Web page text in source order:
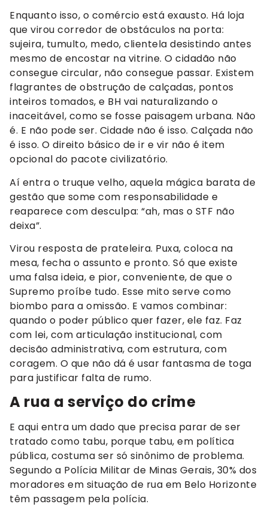
Enquanto isso, o comércio está exausto. Há loja
que virou corredor de obstáculos na porta:
sujeira, tumulto, medo, clientela desistindo antes
mesmo de encostar na vitrine. O cidadão não
consegue circular, não consegue passar. Existem
flagrantes de obstrução de calçadas, pontos
inteiros tomados, e BH vai naturalizando o
inaceitável, como se fosse paisagem urbana. Não
é. E não pode ser. Cidade não é isso. Calçada não
é isso. O direito básico de ir e vir não é item
opcional do pacote civilizatório.
Aí entra o truque velho, aquela mágica barata de
gestão que some com responsabilidade e
reaparece com desculpa: “ah, mas o STF não
deixa”.
Virou resposta de prateleira. Puxa, coloca na
mesa, fecha o assunto e pronto. Só que existe
uma falsa ideia, e pior, conveniente, de que o
Supremo proíbe tudo. Esse mito serve como
biombo para a omissão. E vamos combinar:
quando o poder público quer fazer, ele faz. Faz
com lei, com articulação institucional, com
decisão administrativa, com estrutura, com
coragem. O que não dá é usar fantasma de toga
para justificar falta de rumo.
A rua a serviço do crime
E aqui entra um dado que precisa parar de ser
tratado como tabu, porque tabu, em política
pública, costuma ser só sinônimo de problema.
Segundo a Polícia Militar de Minas Gerais, 30% dos
moradores em situação de rua em Belo Horizonte
têm passagem pela polícia.